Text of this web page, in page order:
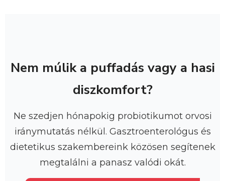
Nem múlik a puffadás vagy a hasi
diszkomfort?
Ne szedjen hónapokig probiotikumot orvosi
iránymutatás nélkül. Gasztroenterológus és
dietetikus szakembereink közösen segítenek
megtalálni a panasz valódi okát.